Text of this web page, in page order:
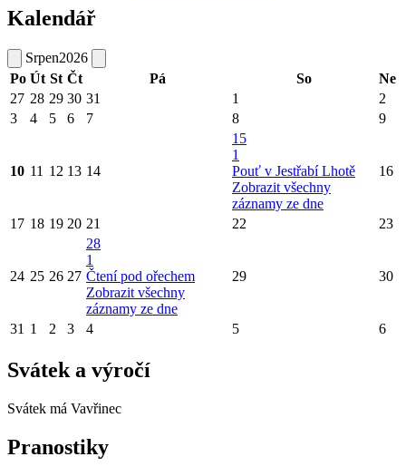
Kalendář
Srpen2026
Po Út St Čt Pá So
Ne
27 28 29 30 31 1
2
3
4 5 6 7 8 9
10 11 12 13 14
15
1
Pouť v Jestřabí Lhotě
Zobrazit všechny
záznamy ze dne
16
17 18 19 20 21 22 23
24 25 26 27
28
1
Čtení pod ořechem
Zobrazit všechny
záznamy ze dne
29 30
31 1 2 3 4 5 6
Svátek a výročí
Svátek má Vavřinec
Pranostiky